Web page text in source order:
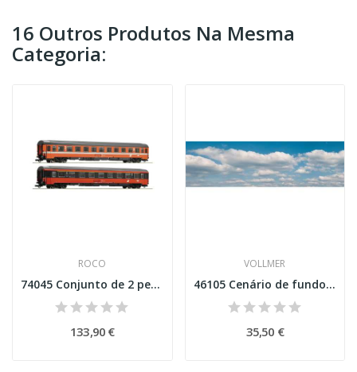
16 Outros Produtos Na Mesma
Categoria:
ROCO
74045 Conjunto de 2 peças (3): EC 60 "Maria...
133,90 €
VOLLMER
46105 Cenário de fundo com nuvens 4 partes Esc H0
35,50 €